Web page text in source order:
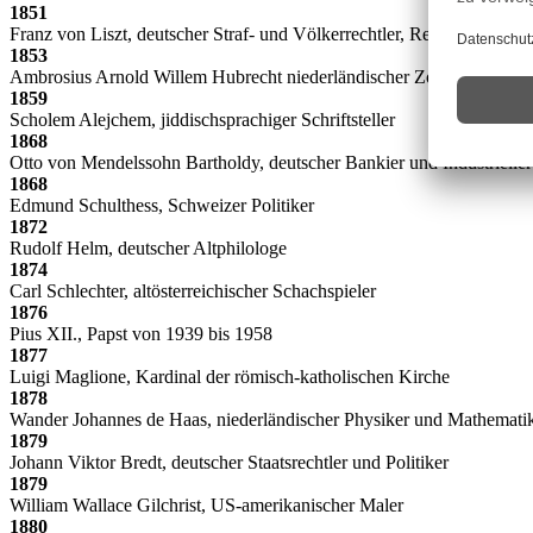
1851
Franz von Liszt, deutscher Straf- und Völkerrechtler, Rechtspolitiker
1853
Ambrosius Arnold Willem Hubrecht niederländischer Zoologe
1859
Scholem Alejchem, jiddischsprachiger Schriftsteller
1868
Otto von Mendelssohn Bartholdy, deutscher Bankier und Industrieller
1868
Edmund Schulthess, Schweizer Politiker
1872
Rudolf Helm, deutscher Altphilologe
1874
Carl Schlechter, altösterreichischer Schachspieler
1876
Pius XII., Papst von 1939 bis 1958
1877
Luigi Maglione, Kardinal der römisch-katholischen Kirche
1878
Wander Johannes de Haas, niederländischer Physiker und
1879
Johann Viktor Bredt, deutscher Staatsrechtler und Politiker
1879
William Wallace Gilchrist, US-amerikanischer Maler
1880